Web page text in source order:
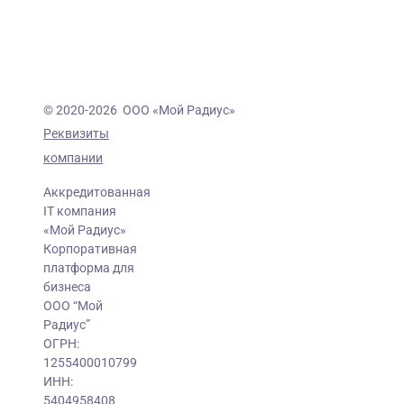
Реквизиты
компании
Аккредитованная
IT компания
«Мой Радиус»
Корпоративная
платформа для
бизнеса
ООО “Мой
Радиус”
ОГРН:
1255400010799
ИНН:
5404958408
© 2020-2026 ООО «Мой Радиус»